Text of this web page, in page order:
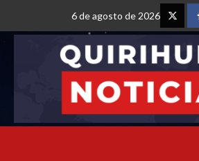
6 de agosto de 2026